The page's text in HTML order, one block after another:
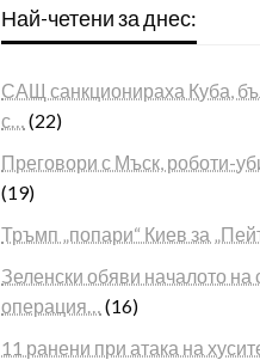
Най-четени за днес:
САЩ санкционираха Куба,
с…
(22)
Преговори с Мъск, роботи-
(19)
Тръмп „попари“ Киев за
Зеленски обяви началото на
операция…
(16)
11 ранени при атака на